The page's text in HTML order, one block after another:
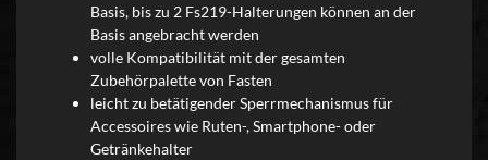
Basis, bis zu 2 Fs219-Halterungen können an der
Basis angebracht werden
volle Kompatibilität mit der gesamten
Zubehörpalette von Fasten
leicht zu betätigender Sperrmechanismus für
Accessoires wie Ruten-, Smartphone- oder
Getränkehalter